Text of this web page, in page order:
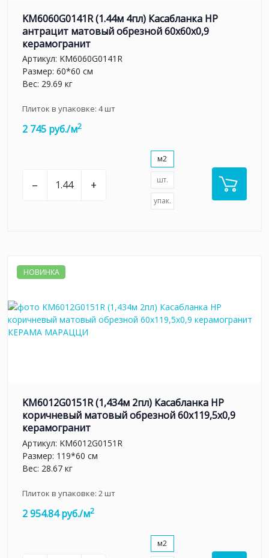
KM6060G0141R (1.44м 4пл) Касабланка HP
антрацит матовый обрезной 60x60x0,9
керамогранит
Артикул: KM6060G0141R
Размер: 60*60 см
Вес: 29.69 кг
Плиток в упаковке: 4шт
2 745 руб./м2
– +
м2
шт.
упак.
НОВИНКА
KM6012G0151R (1,434м 2пл) Касабланка HP
коричневый матовый обрезной 60x119,5x0,9
керамогранит
Артикул: KM6012G0151R
Размер: 119*60 см
Вес: 28.67 кг
Плиток в упаковке: 2шт
2 954.84 руб./м2
м2